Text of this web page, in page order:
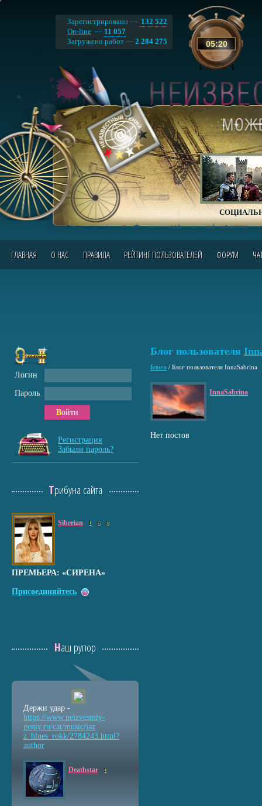
05:20
Зарегистрировано — 132 522
On-line — 11 057
Загружено работ — 2 284 275
ГЛАВНАЯ О НАС ПРАВИЛА РЕЙТИНГ ПОЛЬЗОВАТЕЛЕЙ ФОРУМ
Блог пользователя
Блоги / Блог пользователя InnaSabrina
InnaSabrina
Нет постов
Логин
Пароль
Войти
Регистрация
Забыли пароль?
Трибуна сайта
Siberian 1 6 8
ПРЕМЬЕРА: «СИРЕНА»
Присоединяйтесь
Наш рупор
Держи удар -
https://www.neizvestniy-
geniy.ru/cat/music/jaz
z_blues_rokk/2784243.html?
author
Deathstar 1